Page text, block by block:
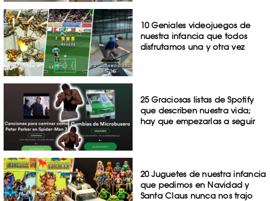
10 Geniales videojuegos de
nuestra infancia que todos
disfrutamos una y otra vez
25 Graciosas listas de Spotify
que describen nuestra vida;
hay que empezarlas a seguir
20 Juguetes de nuestra infancia
que pedimos en Navidad y
Santa Claus nunca nos trajo